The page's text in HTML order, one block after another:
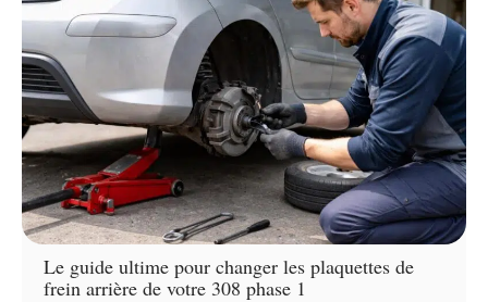
Le guide ultime pour changer les plaquettes de
frein arrière de votre 308 phase 1